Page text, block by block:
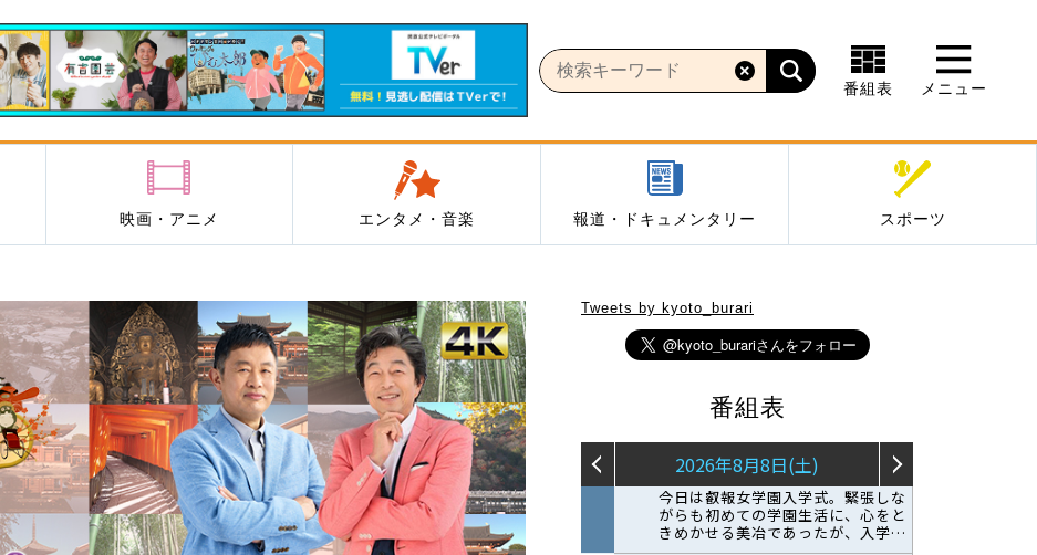
番組表 メニュー
映画・アニメ エンタメ・音楽 報道・ドキュメンタリー スポーツ
Tweets by kyoto_burari
番組表